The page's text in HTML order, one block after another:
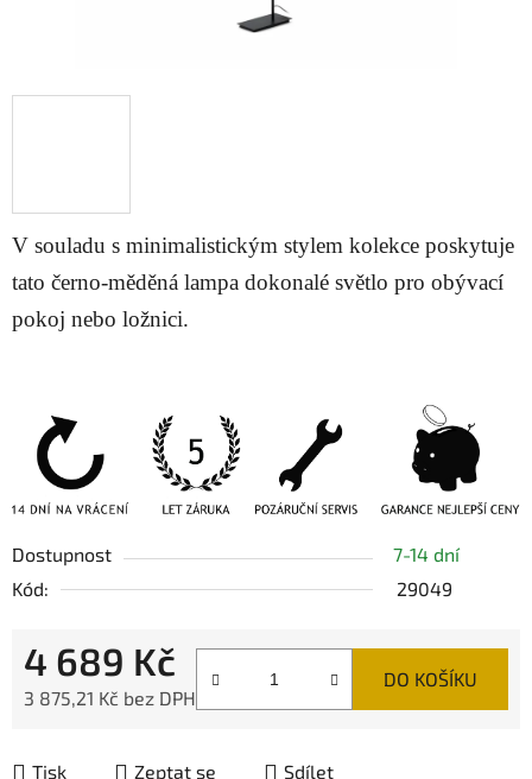
V souladu s minimalistickým stylem kolekce poskytuje
tato černo-měděná lampa dokonalé světlo pro obývací
pokoj nebo ložnici.
Dostupnost
7-14 dní
Kód:
29049
4 689 Kč
3 875,21 Kč bez DPH
DO KOŠÍKU
Tisk Zeptat se Sdílet